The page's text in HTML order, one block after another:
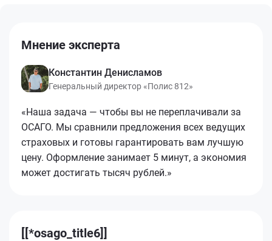
Мнение эксперта
Константин Денисламов
Генеральный директор «Полис 812»
«Наша задача — чтобы вы не переплачивали за
ОСАГО. Мы сравнили предложения всех ведущих
страховых и готовы гарантировать вам лучшую
цену. Оформление занимает 5 минут, а экономия
может достигать тысяч рублей.»
[[*osago_title6]]